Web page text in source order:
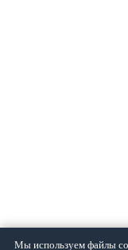
Мы используем файлы